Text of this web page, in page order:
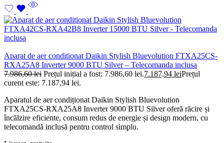
Aparat de aer conditionat Daikin Stylish Bluevolution FTXA25CS-
RXA25A8 Inverter 9000 BTU Silver – Telecomanda inclusa
7.986,60lei Prețul inițial a fost: 7.986,60 lei.7.187,94 leiPrețul
curent este: 7.187,94 lei.
Aparatul de aer condiționat Daikin Stylish Bluevolution
FTXA25CS-RXA25A8 Inverter 9000 BTU Silver oferă răcire și
încălzire eficiente, consum redus de energie și design modern, cu
telecomandă inclusă pentru control simplu.